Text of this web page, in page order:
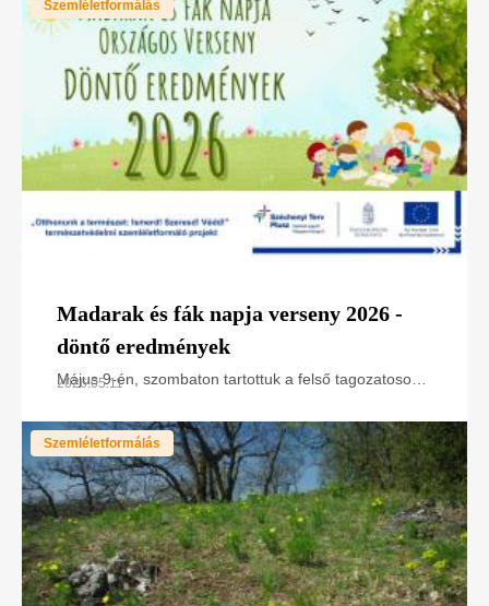
Mühlhá
Szemléletformálás
Madarak és fák napja verseny 2026 -
döntő eredmények
Május 9-én, szombaton tartottuk a felső tagozatosok
Csapatverseny döntőjét a Duna–Ipoly Nemzeti Park
Jókai
2026.05.11
Szemléletformálás